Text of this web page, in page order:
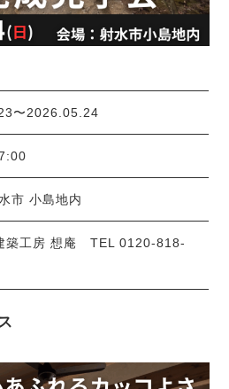
〜2026.05.24
市 小島地内
築工房 想庵 TEL 0120-818-